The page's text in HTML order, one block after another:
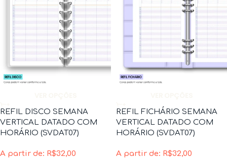
REFIL DISCO SEMANA
VERTICAL DATADO COM
HORÁRIO (SVDAT07)
A partir de: R$32,00
REFIL FICHÁRIO SEMANA
VERTICAL DATADO COM
HORÁRIO (SVDAT07)
A partir de: R$32,00